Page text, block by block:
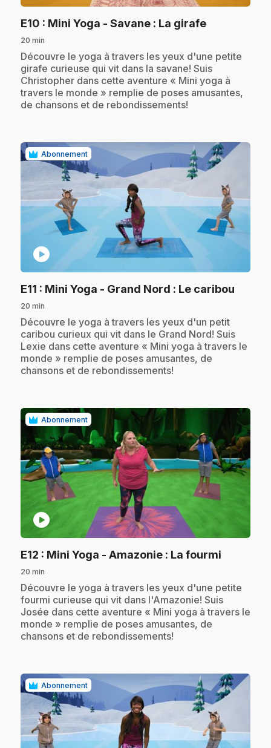
E10 : Mini Yoga - Savane : La girafe.
20 min
.Découvre le yoga à travers les yeux d'une petite
girafe curieuse qui vit dans la savane! Suis
Christopher dans cette aventure « Mini yoga à
travers le monde » remplie de poses amusantes,
de chansons et de rebondissements!
Abonnement
play_circle
E11 : Mini Yoga - Grand Nord : Le caribou
20 min
.Découvre le yoga à travers les yeux d'un petit
caribou curieux qui vit dans le Grand Nord! Suis
Lexie dans cette aventure « Mini yoga à travers le
monde » remplie de poses amusantes, de
chansons et de rebondissements!
Abonnement
play_circle
E12 : Mini Yoga - Amazonie : La fourmi
20 min
.Découvre le yoga à travers les yeux d'une petite
fourmi curieuse qui vit dans l'Amazonie! Suis
Josée dans cette aventure « Mini yoga à travers le
monde » remplie de poses amusantes, de
chansons et de rebondissements!
Abonnement